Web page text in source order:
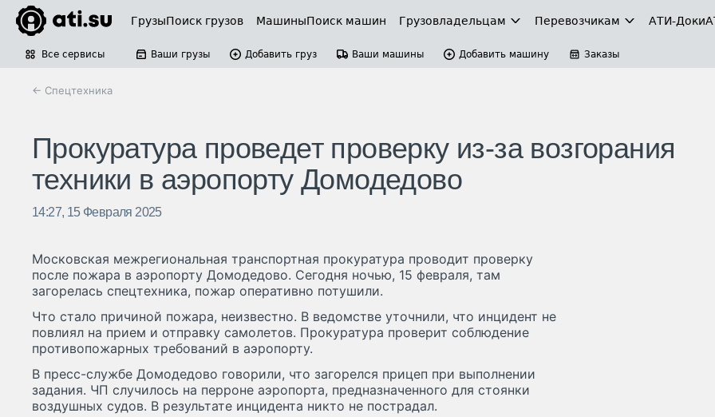
ГрузыПоиск грузов МашиныПоиск машин Грузовладельцам Перевозчикам АТИ-Доки
Все сервисы Ваши грузы Добавить груз Ваши машины Добавить машину Заказы
← Спецтехника
Прокуратура проведет проверку из-за возгорания
техники в аэропорту Домодедово
14:27, 15 Февраля 2025
Московская межрегиональная транспортная прокуратура проводит проверку
после пожара в аэропорту Домодедово. Сегодня ночью, 15 февраля, там
загорелась спецтехника, пожар оперативно потушили.
Что стало причиной пожара, неизвестно. В ведомстве уточнили, что инцидент не
повлиял на прием и отправку самолетов. Прокуратура проверит соблюдение
противопожарных требований в аэропорту.
В пресс-службе Домодедово говорили, что загорелся прицеп при выполнении
задания. ЧП случилось на перроне аэропорта, предназначенного для стоянки
воздушных судов. В результате инцидента никто не пострадал.